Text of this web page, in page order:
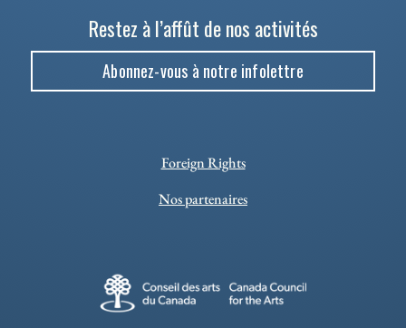
Restez à l’affût de nos activités
Abonnez-vous à notre infolettre
Foreign Rights
Nos partenaires